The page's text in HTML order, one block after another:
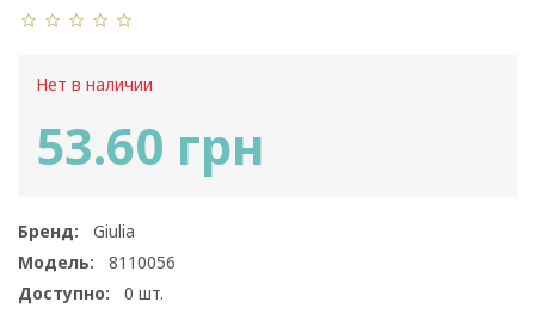
Нет в наличии
53.60 грн
Бренд:
Giulia
Модель:
8110056
Доступно:
0 шт.